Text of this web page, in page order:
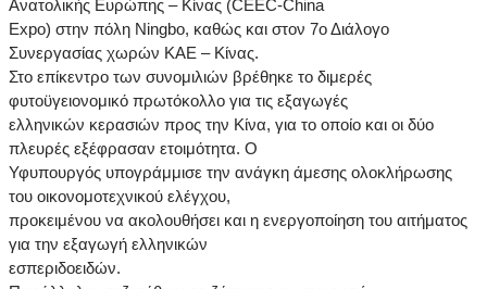
Ανατολικής Ευρώπης – Κίνας (CEEC-China
Expo) στην πόλη Ningbo, καθώς και στον 7ο Διάλογο
Συνεργασίας χωρών ΚΑΕ – Κίνας.
Στο επίκεντρο των συνομιλιών βρέθηκε το διμερές
φυτοϋγειονομικό πρωτόκολλο για τις εξαγωγές
ελληνικών κερασιών προς την Κίνα, για το οποίο και οι δύο
πλευρές εξέφρασαν ετοιμότητα. Ο
Υφυπουργός υπογράμμισε την ανάγκη άμεσης ολοκλήρωσης
του οικονομοτεχνικού ελέγχου,
προκειμένου να ακολουθήσει και η ενεργοποίηση του αιτήματος
για την εξαγωγή ελληνικών
εσπεριδοειδών.